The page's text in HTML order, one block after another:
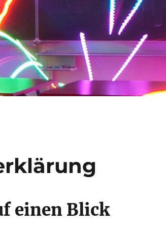
einen Blick